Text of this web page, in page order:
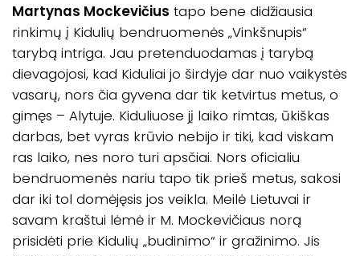
Martynas Mockevičius tapo bene didžiausia
rinkimų į Kidulių bendruomenės „Vinkšnupis“
tarybą intriga. Jau pretenduodamas į tarybą
dievagojosi, kad Kiduliai jo širdyje dar nuo vaikystės
vasarų, nors čia gyvena dar tik ketvirtus metus, o
gimęs – Alytuje. Kiduliuose jį laiko rimtas, ūkiškas
darbas, bet vyras krūvio nebijo ir tiki, kad viskam
ras laiko, nes noro turi apsčiai. Nors oficialiu
bendruomenės nariu tapo tik prieš metus, sakosi
dar iki tol domėjęsis jos veikla. Meilė Lietuvai ir
savam kraštui lėmė ir M. Mockevičiaus norą
prisidėti prie Kidulių „budinimo“ ir gražinimo. Jis